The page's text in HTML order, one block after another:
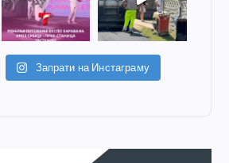
Запрати на Инстаграму